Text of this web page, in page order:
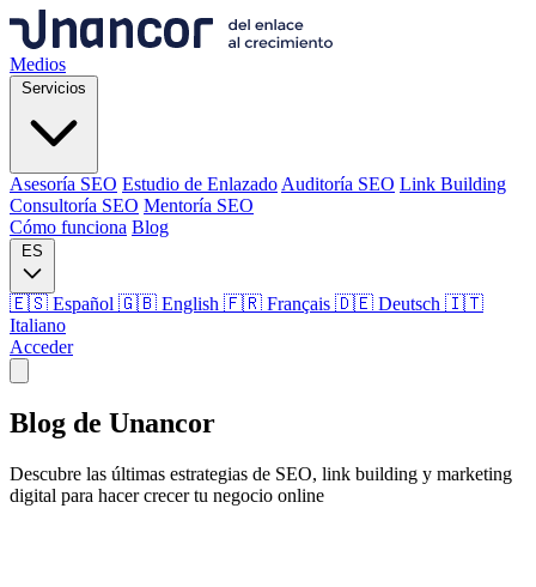
Medios
Servicios
Asesoría SEO Estudio de Enlazado Auditoría SEO Link Building
Consultoría SEO Mentoría SEO
Cómo funciona Blog
ES
🇪🇸 Español 🇬🇧 English 🇫🇷 Français 🇩🇪 Deutsch 🇮🇹
Italiano
Acceder
Servicios
Blog de Unancor
Descubre las últimas estrategias de SEO, link building y marketing
digital para hacer crecer tu negocio online